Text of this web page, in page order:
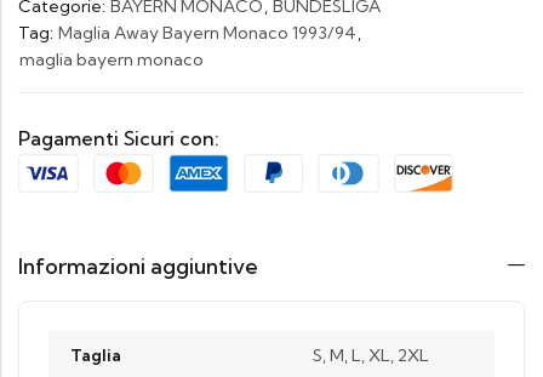
Categorie: BAYERN MONACO, BUNDESLIGA
Tag: Maglia Away Bayern Monaco 1993/94,
maglia bayern monaco
Pagamenti Sicuri con:
Informazioni aggiuntive
Taglia S, M, L, XL, 2XL